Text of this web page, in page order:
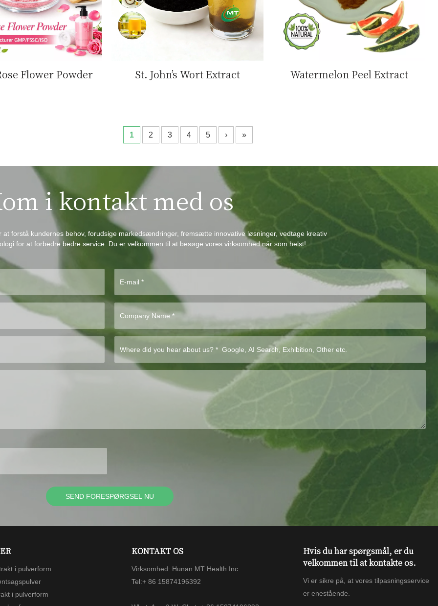
Flower Powder St. John’s Wort Extract Watermelon Peel Extract
1 2 3 4 5 › »
i kontakt med os
forstå kundernes behov, forudsige markedsændringer, fremsætte innovative løsninger, vedtage kreativ
for at forbedre bedre service. Du er velkommen til at besøge vores virksomhed når som helst!
SEND FORESPØRGSEL NU
i pulverform
i pulverform
KONTAKT OS
Virksomhed: Hunan MT Health Inc.
Tel:+ 86 15874196392
Hvis du har spørgsmål, er du
velkommen til at kontakte os.
Vi er sikre på, at vores tilpasningsservice
er enestående.